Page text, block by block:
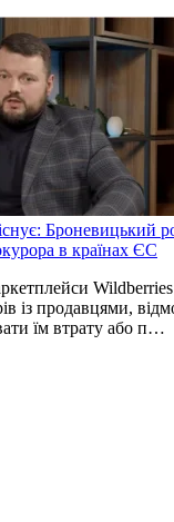
Броневицький
в країнах ЄС
із продавцями,
їм втрату або п…